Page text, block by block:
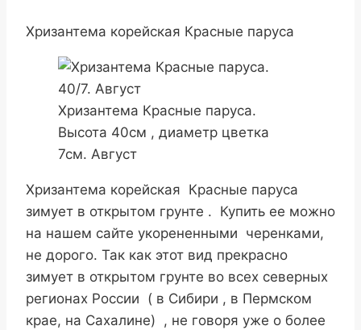
Хризантема корейская Красные паруса
Хризантема Красные паруса.
Высота 40см , диаметр цветка
7см. Август
Хризантема корейская Красные паруса
зимует в открытом грунте . Купить ее можно
на нашем сайте укорененными черенками,
не дорого. Так как этот вид прекрасно
зимует в открытом грунте во всех северных
регионах России ( в Сибири , в Пермском
крае, на Сахалине) , не говоря уже о более